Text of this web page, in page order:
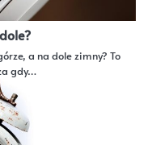
a na dole zimny? To
gdy…